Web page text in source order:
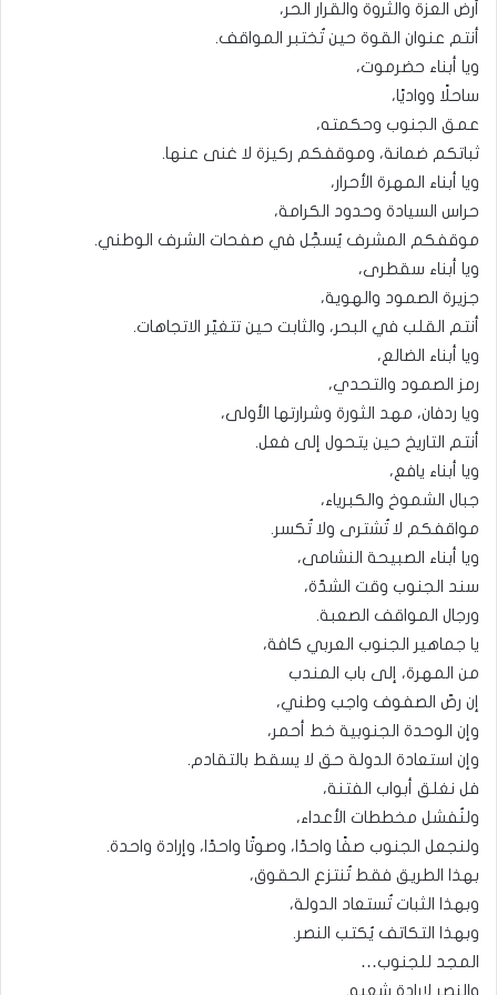
أرض العزة والثروة والقرار الحر،
أنتم عنوان القوة حين تُختبر المواقف.
ويا أبناء حضرموت،
ساحلًا وواديًا،
عمق الجنوب وحكمته،
ثباتكم ضمانة، وموقفكم ركيزة لا غنى عنها.
ويا أبناء المهرة الأحرار،
حراس السيادة وحدود الكرامة،
موقفكم المشرف يُسجَّل في صفحات الشرف الوطني.
ويا أبناء سقطرى،
جزيرة الصمود والهوية،
أنتم القلب في البحر، والثابت حين تتغيّر الاتجاهات.
ويا أبناء الضالع،
رمز الصمود والتحدي،
ويا ردفان، مهد الثورة وشرارتها الأولى،
أنتم التاريخ حين يتحول إلى فعل.
ويا أبناء يافع،
جبال الشموخ والكبرياء،
مواقفكم لا تُشترى ولا تُكسر.
ويا أبناء الصبيحة النشامى،
سند الجنوب وقت الشدّة،
ورجال المواقف الصعبة.
يا جماهير الجنوب العربي كافة،
من المهرة، إلى باب المندب
إن رصّ الصفوف واجب وطني،
وإن الوحدة الجنوبية خط أحمر،
وإن استعادة الدولة حق لا يسقط بالتقادم.
فل نغلق أبواب الفتنة،
ولنُفشل مخططات الأعداء،
ولنجعل الجنوب صفًا واحدًا، وصوتًا واحدًا، وإرادة واحدة.
بهذا الطريق فقط تُنتزع الحقوق،
وبهذا الثبات تُستعاد الدولة،
وبهذا التكاتف يُكتب النصر.
المجد للجنوب…
والنصر لإرادة شعبه.